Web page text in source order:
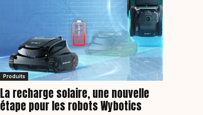
Produits
La recharge solaire, une nouvelle
étape pour les robots Wybotics